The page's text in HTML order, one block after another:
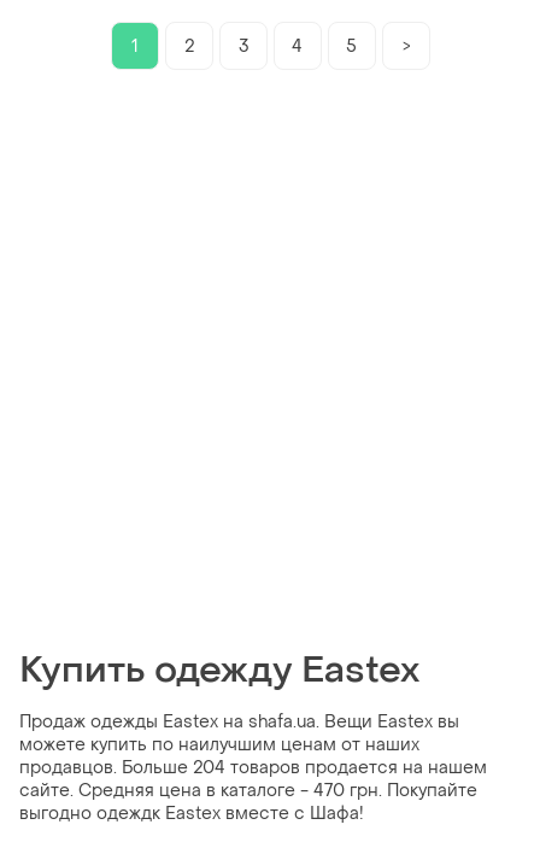
1 2 3 4 5 >
Купить одежду Eastex
Продаж одежды Eastex на shafa.ua. Вещи Eastex вы
можете купить по наилучшим ценам от наших
продавцов. Больше 204 товаров продается на нашем
сайте. Средняя цена в каталоге - 470 грн. Покупайте
выгодно одеждк Eastex вместе с Шафа!